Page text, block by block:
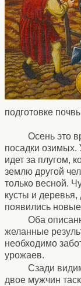
подготовке
Осень это
посадки озимых.
идет за плугом,
землю другой
только весной.
кусты и
появились
Оба
желанные
необходимо
урожаев.
Сзади
двое мужчин